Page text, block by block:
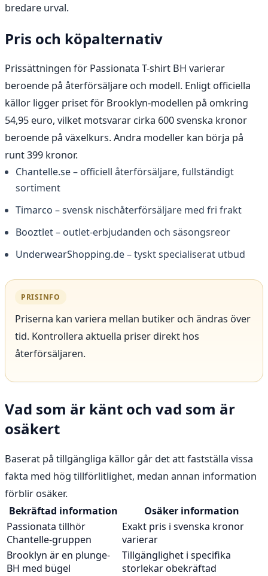
bredare urval.
Pris och köpalternativ
Prissättningen för Passionata T-shirt BH varierar
beroende på återförsäljare och modell. Enligt officiella
källor ligger priset för Brooklyn-modellen på omkring
54,95 euro, vilket motsvarar cirka 600 svenska kronor
beroende på växelkurs. Andra modeller kan börja på
runt 399 kronor.
Chantelle.se– officiell återförsäljare, fullständigt
sortiment
Timarco – svensk nischåterförsäljare med fri frakt
Booztlet– outlet-erbjudanden och säsongsreor
UnderwearShopping.de– tyskt specialiserat utbud
PRISINFO
Priserna kan variera mellan butiker och ändras över
tid. Kontrollera aktuella priser direkt hos
återförsäljaren.
Vad som är känt och vad som är
osäkert
Baserat på tillgängliga källor går det att fastställa vissa
fakta med hög tillförlitlighet, medan annan information
förblir osäker.
Bekräftad information
Osäker information
Passionata tillhör
Chantelle-gruppen
Exakt pris i svenska kronor
varierar
Brooklyn är en plunge-
BH med bügel
Tillgänglighet i specifika
storlekar obekräftad